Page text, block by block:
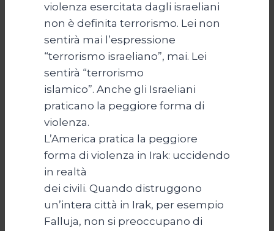
violenza esercitata dagli israeliani
non è definita terrorismo. Lei non
sentirà mai l’espressione
“terrorismo israeliano”, mai. Lei
sentirà “terrorismo
islamico”. Anche gli Israeliani
praticano la peggiore forma di
violenza.
L’America pratica la peggiore
forma di violenza in Irak: uccidendo
in realtà
dei civili. Quando distruggono
un’intera città in Irak, per esempio
Falluja, non si preoccupano di